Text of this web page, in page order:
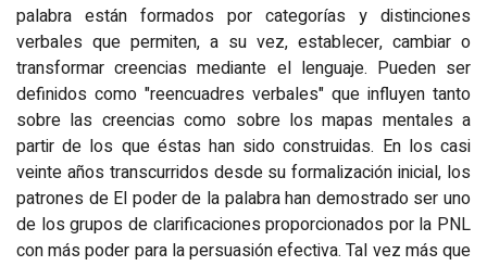
palabra están formados por categorías y distinciones
verbales que permiten, a su vez, establecer, cambiar o
transformar creencias mediante el lenguaje. Pueden ser
definidos como "reencuadres verbales" que influyen tanto
sobre las creencias como sobre los mapas mentales a
partir de los que éstas han sido construidas. En los casi
veinte años transcurridos desde su formalización inicial, los
patrones de El poder de la palabra han demostrado ser uno
de los grupos de clarificaciones proporcionados por la PNL
con más poder para la persuasión efectiva. Tal vez más que